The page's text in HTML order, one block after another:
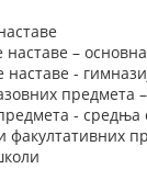
–
-
предмета
- средња
факултативних